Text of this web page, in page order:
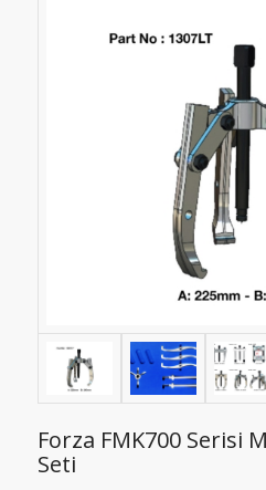
Forza FMK700 Serisi
Seti